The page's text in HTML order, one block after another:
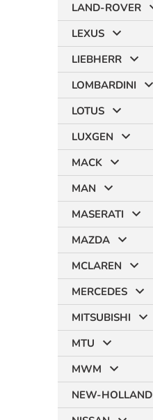
LAND-ROVER
LEXUS
LIEBHERR
LOMBARDINI
LOTUS
LUXGEN
MACK
MAN
MASERATI
MAZDA
MCLAREN
MERCEDES
MITSUBISHI
MTU
MWM
NEW-HOLLAND